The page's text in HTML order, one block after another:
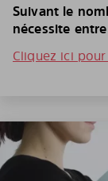
Suivant le
nécessite
Cliquez ici